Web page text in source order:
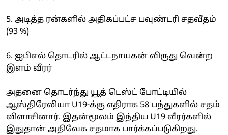
5. அடித்த ரன்களில் அதிகப்பட்ச பவுண்டரி சதவீதம்
(93 %)
6. ஐபிஎல் தொடரில் ஆட்டநாயகன் விருது வென்ற
இளம் வீரர்
அதனை தொடர்ந்து யூத் டெஸ்ட் போட்டியில்
ஆஸ்திரேலியா U19-க்கு எதிராக 58 பந்துகளில் சதம்
விளாசினார். இதன்மூலம் இந்திய U19 வீரர்களில்
இதுதான் அதிவேக சதமாக பார்க்கப்படுகிறது.